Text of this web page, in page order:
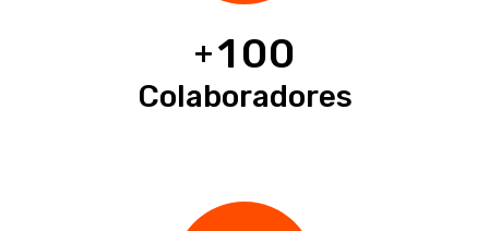
+100
Colaboradores